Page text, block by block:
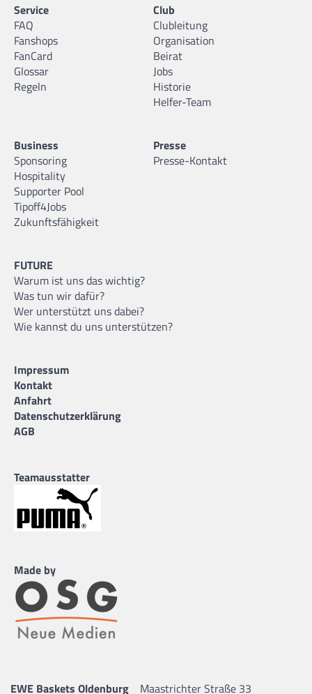
Service
FAQ
Fanshops
FanCard
Glossar
Regeln
Club
Clubleitung
Organisation
Beirat
Jobs
Historie
Helfer-Team
Business
Sponsoring
Hospitality
Supporter Pool
Tipoff4Jobs
Zukunftsfähigkeit
Presse
Presse-Kontakt
FUTURE
Warum ist uns das wichtig?
Was tun wir dafür?
Wer unterstützt uns dabei?
Wie kannst du uns unterstützen?
Impressum
Kontakt
Anfahrt
Datenschutzerklärung
AGB
Teamausstatter
Made by
EWE Baskets Oldenburg Maastrichter Straße 33